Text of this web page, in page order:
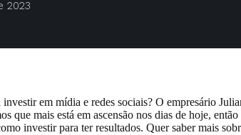
2023
investir em mídia e redes sociais? O empresário
que mais está em ascensão nos dias de hoje,
investir para ter resultados. Quer saber mais